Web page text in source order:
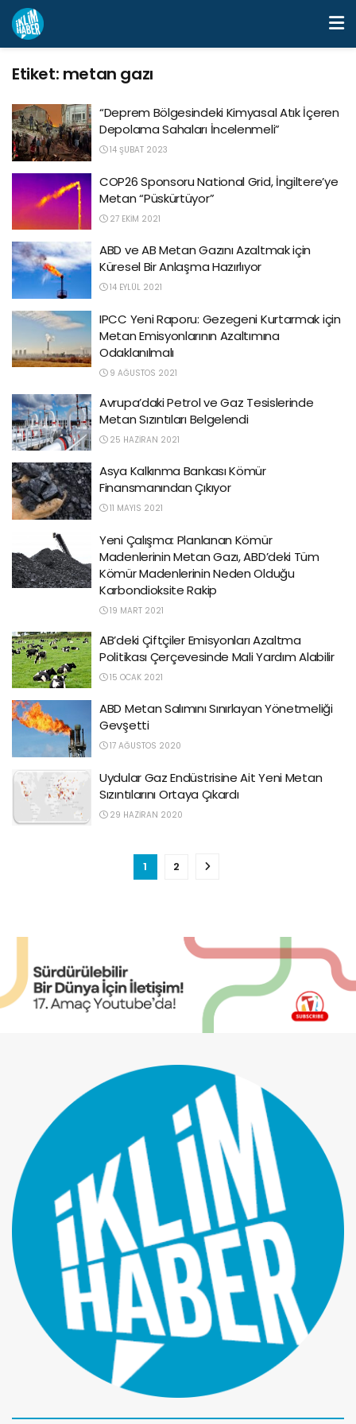
Etiket: metan gazı
“Deprem Bölgesindeki Kimyasal Atık İçeren
Depolama Sahaları İncelenmeli”
14 ŞUBAT 2023
COP26 Sponsoru National Grid, İngiltere’ye
Metan “Püskürtüyor”
27 EKIM 2021
ABD ve AB Metan Gazını Azaltmak için
Küresel Bir Anlaşma Hazırlıyor
14 EYLÜL 2021
IPCC Yeni Raporu: Gezegeni Kurtarmak için
Metan Emisyonlarının Azaltımına
Odaklanılmalı
9 AĞUSTOS 2021
Avrupa’daki Petrol ve Gaz Tesislerinde
Metan Sızıntıları Belgelendi
25 HAZIRAN 2021
Asya Kalkınma Bankası Kömür
Finansmanından Çıkıyor
11 MAYIS 2021
Yeni Çalışma: Planlanan Kömür
Madenlerinin Metan Gazı, ABD’deki Tüm
Kömür Madenlerinin Neden Olduğu
Karbondioksite Rakip
19 MART 2021
AB’deki Çiftçiler Emisyonları Azaltma
Politikası Çerçevesinde Mali Yardım Alabilir
15 OCAK 2021
ABD Metan Salımını Sınırlayan Yönetmeliği
Gevşetti
17 AĞUSTOS 2020
Uydular Gaz Endüstrisine Ait Yeni Metan
Sızıntılarını Ortaya Çıkardı
29 HAZIRAN 2020
1 2